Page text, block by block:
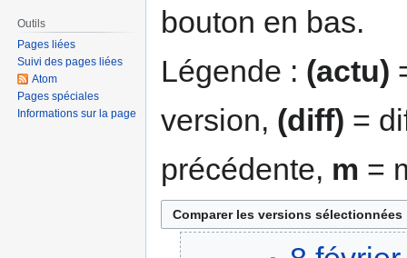
bouton en bas.
Légende : (actu)
version, (diff) =
précédente, m =
Outils
Pages liées
Suivi des pages liées
Atom
Pages spéciales
Informations sur la page